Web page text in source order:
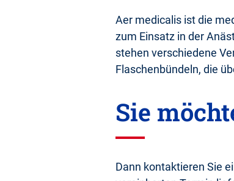
Aer medicalis ist die
zum Einsatz in der
stehen verschiedene
Flaschenbündeln, die
Sie
Dann kontaktieren Sie